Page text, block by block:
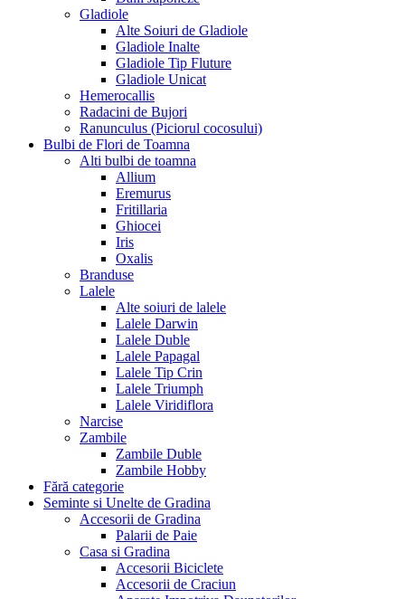
Gladiole
Alte Soiuri de Gladiole
Gladiole Inalte
Gladiole Tip Fluture
Gladiole Unicat
Hemerocallis
Radacini de Bujori
Ranunculus (Piciorul cocosului)
Bulbi de Flori de Toamna
Alti bulbi de toamna
Allium
Eremurus
Fritillaria
Ghiocei
Iris
Oxalis
Branduse
Lalele
Alte soiuri de lalele
Lalele Darwin
Lalele Duble
Lalele Papagal
Lalele Tip Crin
Lalele Triumph
Lalele Viridiflora
Narcise
Zambile
Zambile Duble
Zambile Hobby
Fără categorie
Seminte si Unelte de Gradina
Accesorii de Gradina
Palarii de Paie
Casa si Gradina
Accesorii Biciclete
Accesorii de Craciun